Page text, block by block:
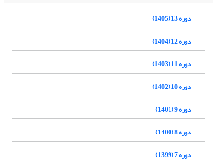
دوره 13 (1405)
دوره 12 (1404)
دوره 11 (1403)
دوره 10 (1402)
دوره 9 (1401)
دوره 8 (1400)
دوره 7 (1399)